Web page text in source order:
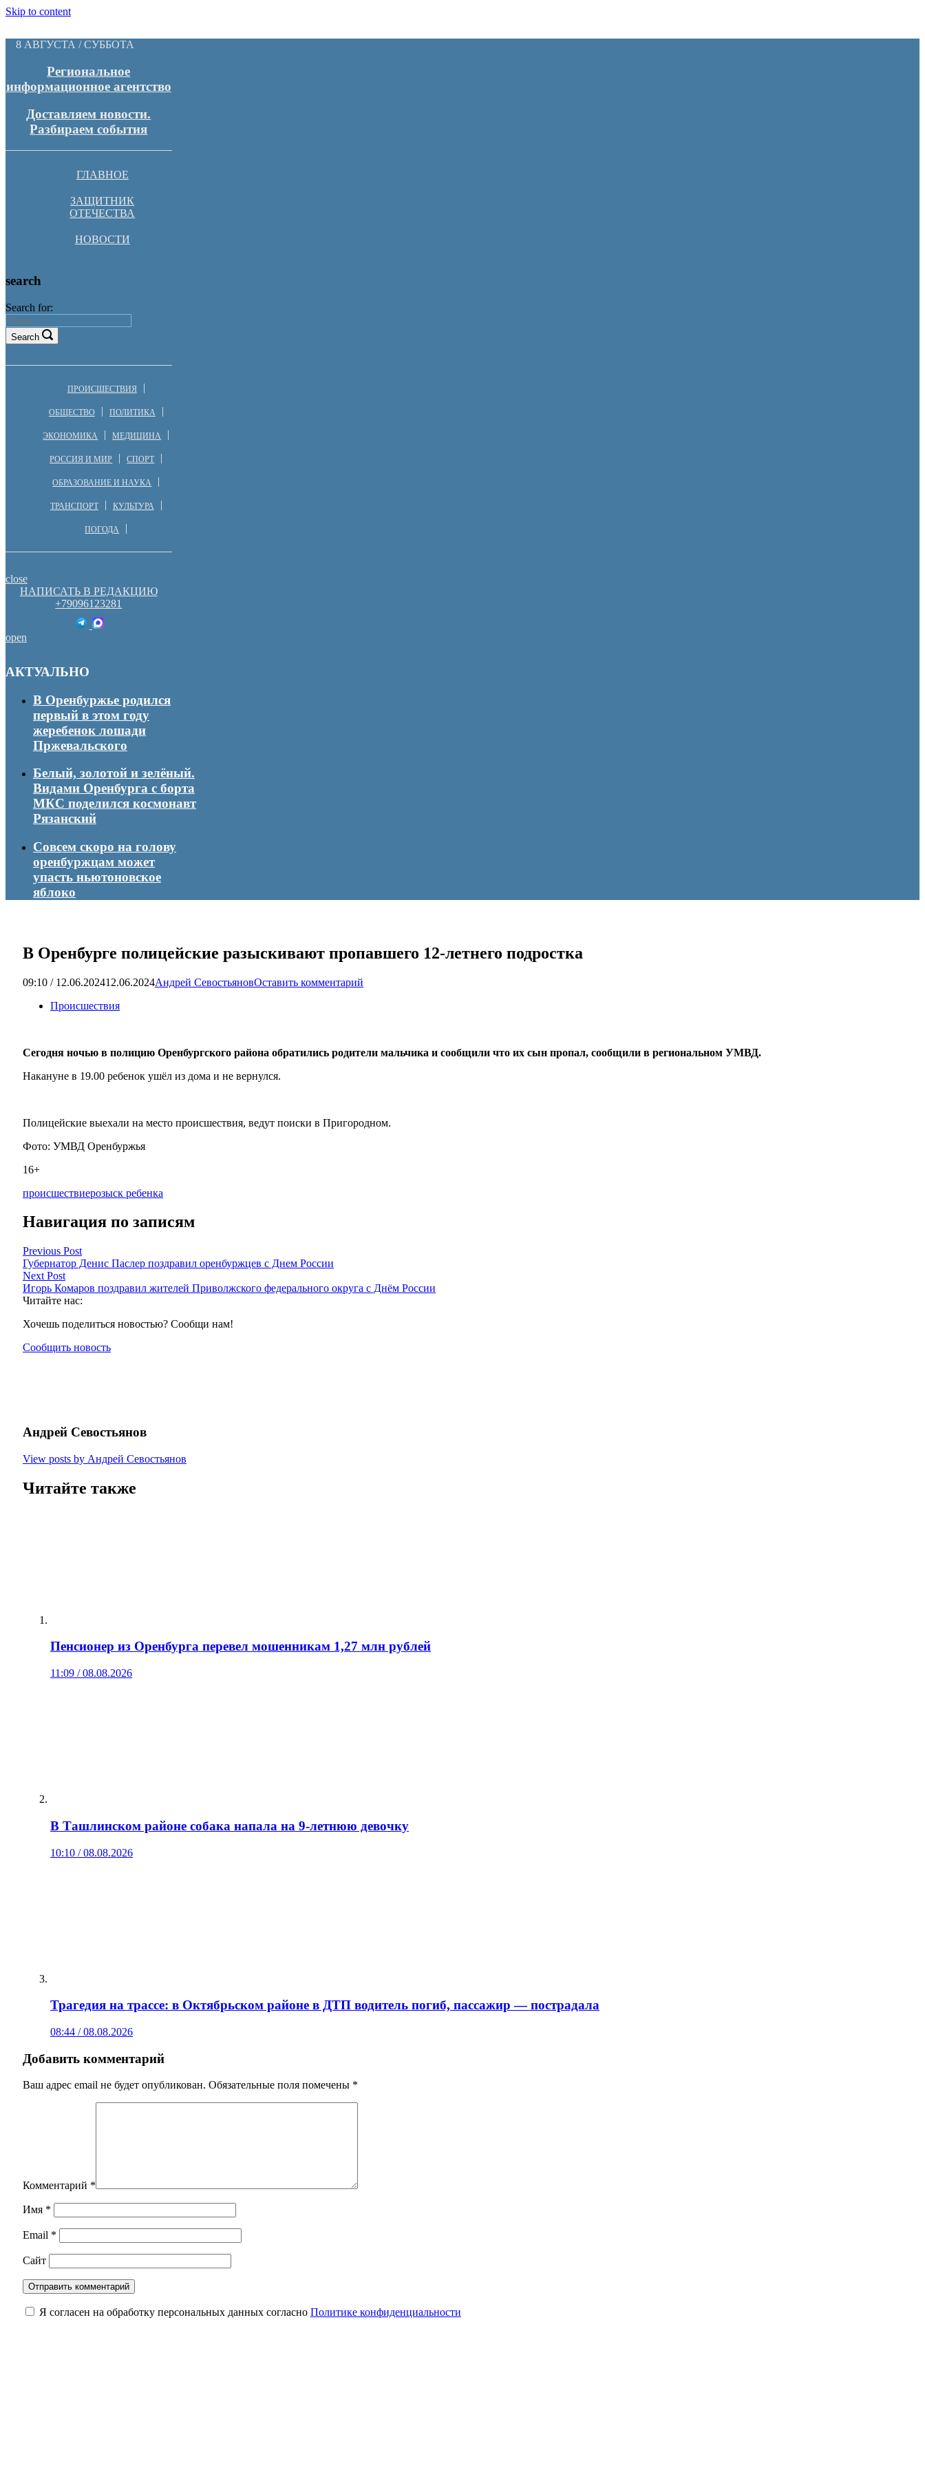
Skip to content
8 АВГУСТА / СУББОТА
Региональное
информационное агентство
Доставляем новости.
Разбираем события
ГЛАВНОЕ
ЗАЩИТНИК
ОТЕЧЕСТВА
НОВОСТИ
search
Search for:
Search
ПРОИСШЕСТВИЯ
ОБЩЕСТВО ПОЛИТИКА
ЭКОНОМИКА МЕДИЦИНА
РОССИЯ И МИР СПОРТ
ОБРАЗОВАНИЕ И НАУКА
ТРАНСПОРТ КУЛЬТУРА
ПОГОДА
close
НАПИСАТЬ В РЕДАКЦИЮ
+79096123281
open
АКТУАЛЬНО
В Оренбуржье родился
первый в этом году
жеребенок лошади
Пржевальского
Белый, золотой и зелёный.
Видами Оренбурга с борта
МКС поделился космонавт
Рязанский
Совсем скоро на голову
оренбуржцам может
упасть ньютоновское
яблоко
В Оренбурге полицейские разыскивают пропавшего 12-летнего подростка
09:10 / 12.06.202412.06.2024Андрей СевостьяновОставить комментарий
Происшествия
Сегодня ночью в полицию Оренбургского района обратились родители мальчика и сообщили что их сын пропал, сообщили в региональном УМВД.
Накануне в 19.00 ребенок ушёл из дома и не вернулся.
Полицейские выехали на место происшествия, ведут поиски в Пригородном.
Фото: УМВД Оренбуржья
16+
происшествиерозыск ребенка
Навигация по записям
Previous Post
Губернатор Денис Паслер поздравил оренбуржцев с Днем России
Next Post
Игорь Комаров поздравил жителей Приволжского федерального округа с Днём России
Читайте нас:
Хочешь поделиться новостью? Сообщи нам!
Сообщить новость
Андрей Севостьянов
View posts by Андрей Севостьянов
Читайте также
Пенсионер из Оренбурга перевел мошенникам 1,27 млн рублей
11:09 / 08.08.2026
В Ташлинском районе собака напала на 9-летнюю девочку
10:10 / 08.08.2026
Трагедия на трассе: в Октябрьском районе в ДТП водитель погиб, пассажир — пострадала
08:44 / 08.08.2026
Добавить комментарий
Ваш адрес email не будет опубликован. Обязательные поля помечены *
Комментарий *
Имя *
Email *
Сайт
Я согласен на обработку персональных данных согласно Политике конфиденциальности